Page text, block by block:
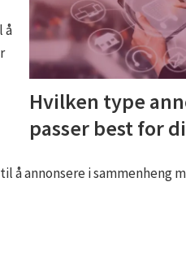
Hvilken type
passer best for
å
annonsere i sammenheng